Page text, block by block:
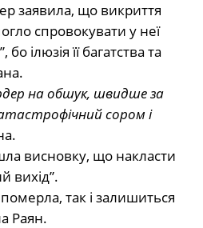
заявила, що викриття
спровокувати у неї
ілюзія її багатства та
на обшук, швидше за
сором і
висновку, що накласти
вихід”.
так і залишиться
Раян.